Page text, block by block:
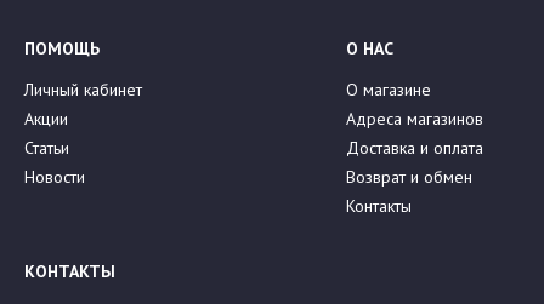
ПОМОЩЬ
Личный кабинет
Акции
Статьи
Новости
О НАС
О магазине
Адреса магазинов
Доставка и оплата
Возврат и обмен
Контакты
КОНТАКТЫ